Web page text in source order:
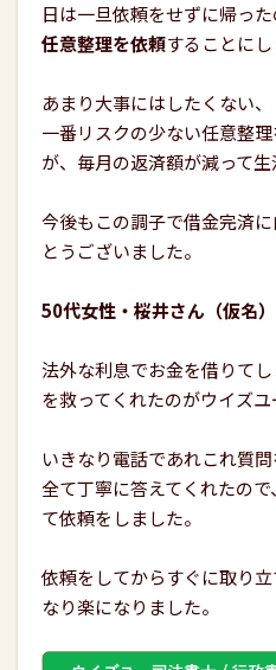
日は一旦依頼をせずに帰っ
任意整理を依頼することにし
あまり大事にはしたくない
一番リスクの少ない任意整
が、毎月の返済額が減って生
今後もこの調子で借金完済
とうございました。
50代女性・桜井さん（仮名）
法外な利息でお金を借りて
を救ってくれたのがウイズユ
いきなり電話であれこれ質問
全て丁寧に答えてくれたの
て依頼をしました。
依頼をしてからすぐに取り
なり楽になりました。